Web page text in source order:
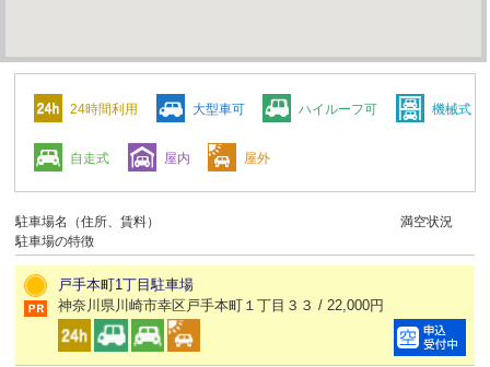
24時間利用 大型車可 ハイルーフ可 機械式
自走式 屋内 屋外
駐車場名（住所、賃料）
駐車場の特徴
満空状況
戸手本町1丁目駐車場
神奈川県川崎市幸区戸手本町１丁目３３ / 22,000円